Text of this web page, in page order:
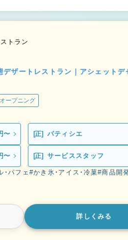
トラン
デザートレストラン｜アシェットデ
オープニング
〜 [正] パティシエ
〜 [正] サービススタッフ
パフェ #かき氷・アイス・冷菓#商品開
詳しくみる